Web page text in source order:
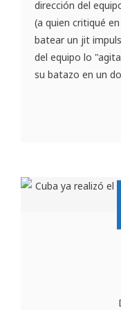
dirección del
(a quien critiqué
batear un jit
del equipo lo
su batazo en un